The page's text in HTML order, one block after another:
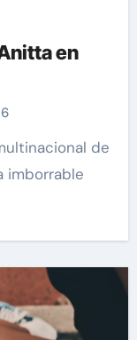
en
imborrable